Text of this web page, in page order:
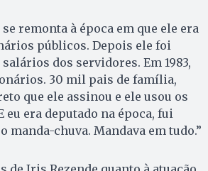
remonta à época em que ele era
públicos. Depois ele foi
dos servidores. Em 1983,
30 mil pais de família,
que ele assinou e ele usou os
era deputado na época, fui
manda-chuva. Mandava em tudo.”